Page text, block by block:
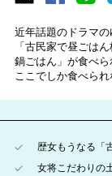
近年話題のドラマ
「古民家で昼ごは
鍋ごはん」が食べら
ここでしか食べら
歴女もうなる「
女将こだわりの